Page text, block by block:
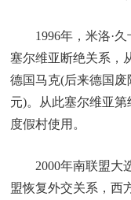
1996年，米洛·
塞尔维亚断绝关系，
德国马克(后来德国
元)。从此塞尔维亚
度假村使用。
2000年南联盟大
盟恢复外交关系，西